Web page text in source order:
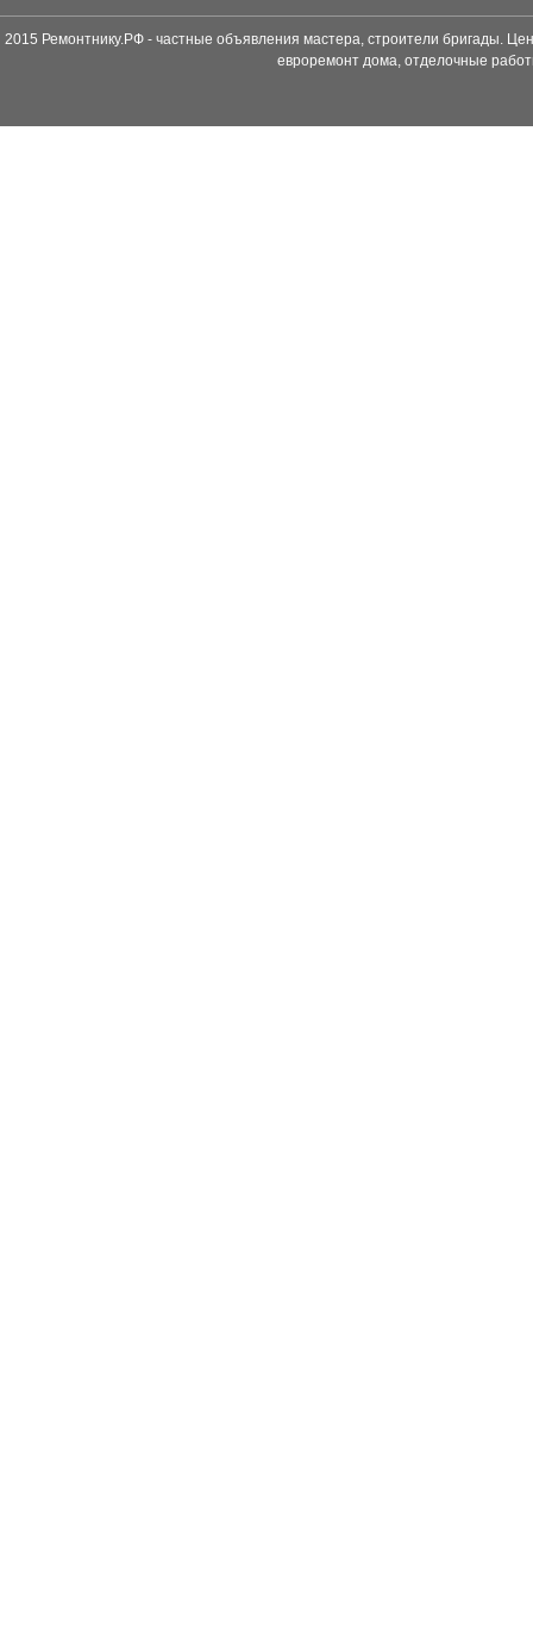
2015 Ремонтнику.РФ - частные объявления мастера, строители бригады.
евроремонт дома, отделочные